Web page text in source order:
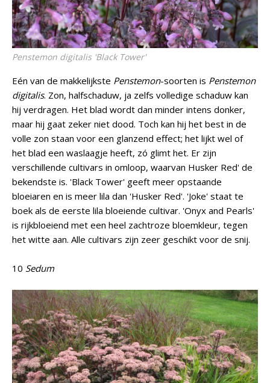
Penstemon digitalis'Black Tower'
Eén van de makkelijkste Penstemon-soorten is Penstemon
digitalis. Zon, halfschaduw, ja zelfs volledige schaduw kan
hij verdragen. Het blad wordt dan minder intens donker,
maar hij gaat zeker niet dood. Toch kan hij het best in de
volle zon staan voor een glanzend effect; het lijkt wel of
het blad een waslaagje heeft, zó glimt het. Er zijn
verschillende cultivars in omloop, waarvan Husker Red' de
bekendste is. 'Black Tower' geeft meer opstaande
bloeiaren en is meer lila dan 'Husker Red'. 'Joke' staat te
boek als de eerste lila bloeiende cultivar. 'Onyx and Pearls'
is rijkbloeiend met een heel zachtroze bloemkleur, tegen
het witte aan. Alle cultivars zijn zeer geschikt voor de snij.
10 Sedum